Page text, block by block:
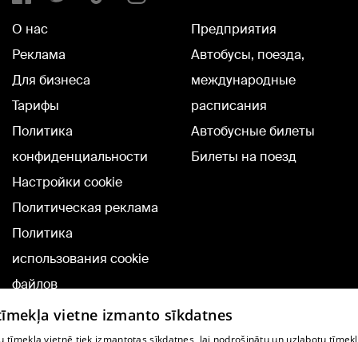
О нас
Реклама
Для бизнеса
Тарифы
Политика
конфиденциальности
Настройки cookie
Политическая реклама
Политика
использования cookie
файлов
Добавление
комментариев
Предприятия
Автобусы, поезда,
международные
расписания
Автобусные билеты
Билеты на поезд
vietne izmanto sīkdatnes
tīmekļa vietnē tiek izmantotas sīkdatnes, lai nodrošinātu un uzlabotu